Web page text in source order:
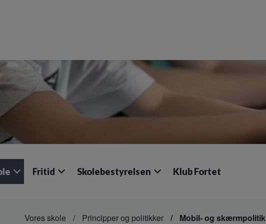
Fritid Skolebestyrelsen Klub Fortet
Vores skole Principper og politikker Mobil- og skærmpolitik